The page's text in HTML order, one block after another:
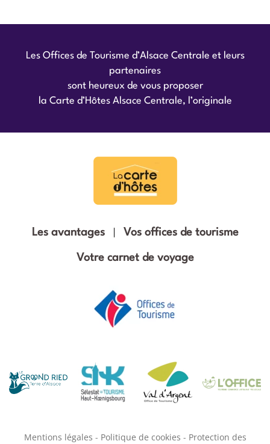
Les Offices de Tourisme d’Alsace Centrale et leurs
partenaires
sont heureux de vous proposer
la Carte d’Hôtes Alsace Centrale, l’originale
Les avantages Vos offices de tourisme
Votre carnet de voyage
Mentions légales - Politique de cookies - Protection des